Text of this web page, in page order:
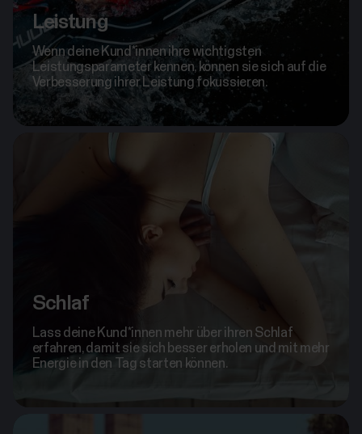
Leistung
Wenn deine Kund*innen ihre wichtigsten
Leistungsparameter kennen, können sie sich auf die
Verbesserung ihrer Leistung fokussieren.
Schlaf
Lass deine Kund*innen mehr über ihren Schlaf
erfahren, damit sie sich besser erholen und mit mehr
Energie in den Tag starten können.